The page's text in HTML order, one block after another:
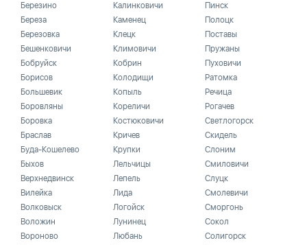
Березино
Береза
Березовка
Бешенковичи
Бобруйск
Борисов
Большевик
Боровляны
Боровка
Браслав
Буда-Кошелево
Быхов
Верхнедвинск
Вилейка
Волковыск
Воложин
Вороново
Калинковичи
Каменец
Клецк
Климовичи
Кобрин
Колодищи
Копыль
Кореличи
Костюковичи
Кричев
Крупки
Лельчицы
Лепель
Лида
Логойск
Лунинец
Любань
Пинск
Полоцк
Поставы
Пружаны
Пуховичи
Ратомка
Речица
Рогачев
Светлогорск
Скидель
Слоним
Смиловичи
Слуцк
Смолевичи
Сморгонь
Сокол
Солигорск